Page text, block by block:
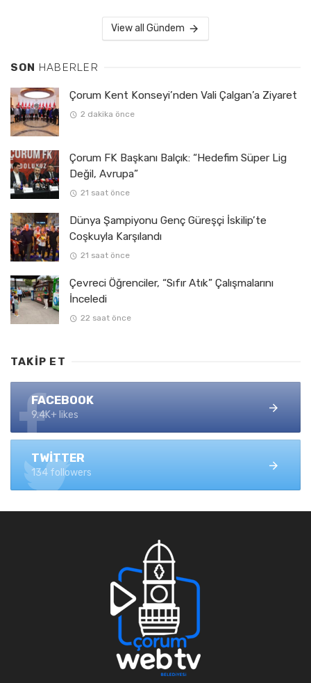
View all Gündem
SON HABERLER
Çorum Kent Konseyi’nden Vali Çalgan’a Ziyaret
2 dakika önce
Çorum FK Başkanı Balçık: “Hedefim Süper Lig
Değil, Avrupa”
21 saat önce
Dünya Şampiyonu Genç Güreşçi İskilip’te
Coşkuyla Karşılandı
21 saat önce
Çevreci Öğrenciler, “Sıfır Atık” Çalışmalarını
İnceledi
22 saat önce
TAKIP ET
FACEBOOK
9.4K+ likes
TWITTER
134 followers